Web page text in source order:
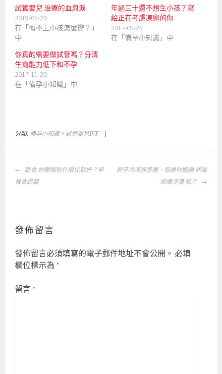
啟
)
試管嬰兒 治療的血與淚
2019-05-20
在「懷不上小孩怎麼辦？」
中
年過三十還不想生小孩？寫
給正在考慮凍卵的你
2017-09-25
在「備孕小知識」中
你真的需要做試管嗎？分清
生育能力低下和不孕
2017-11-20
在「備孕小知識」中
分類: 備孕小知識、 試管嬰兒IVF
試
文
章
斷食 的期間吃什麼比較好？早
餐食譜篇
卵子冷凍很普遍，但是你聽過 卵巢
組織冷凍 嗎？
發佈留言
發佈留言必須填寫的電子郵件地址不會公開。 必填
欄位標示為 *
留言 *